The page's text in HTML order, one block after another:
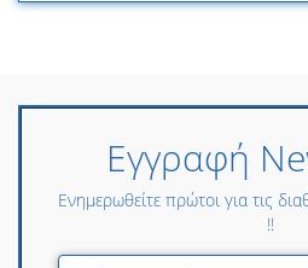
Εγγραφή
Ενημερωθείτε πρώτοι για τις
!!